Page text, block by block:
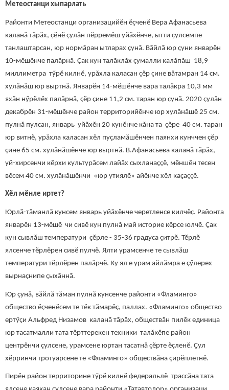
Метеостанци хыпарлать
Районти Метеостанци организацийӗн ӗçченӗ Вера Афанасьева
каланӑ тӑрӑх, ҫӗнӗ ҫулăн пӗрремӗш уйăхӗнче, ытти ҫулсемпе
танлаштарсан, юр нормăран ытларах çунă. Вӑйлӑ юр ҫуни январӗн
10-мӗшӗнче палăрнă. Ҫак кун талӑклăх çумалли калăпăш 18,9
миллиметра тӳрӗ килнӗ, урăхла каласан çӗр çине вăтамран 14 см.
хулăнăш юр выртнă. Январӗн 14-мӗшӗнче вара талӑкра 10,3 мм
яхӑн нӳрӗлӗх палăрнă, çӗр çине 11,2 см. таран юр ҫунӑ. 2020 ҫулăн
декабрӗн 31-мӗшӗнче район территорийӗнче юр хулăнăшӗ 25 см.
пулнă пулсан, январь уйӑхӗн 20 кунӗнче кăна та ҫӗре 40 см. таран
юр витнӗ, урăхла каласан хӗл пуҫламӑшӗнчен паянхи кунччен çӗр
çине 65 см. хулăнăшӗнче юр выртнӑ. В.Афанасьева каланӑ тӑрӑх,
уй-хирсенчи кӗрхи культурăсем лайăх сыхланаççӗ, мӗншӗн тесен
вӗсем 40 см. хулӑнăшӗнчи «юр утиялӗ» айӗнче хӗл каҫаççӗ.
Хӗл мӗнле иртет?
Юрлӑ-тăманлă кунсем январь уйăхӗнче черетленсе килчӗҫ. Районта
январӗн 13-мӗшӗ чи сивӗ кун пулнă май историе кӗрсе юлчӗ. Çак
кун сывлӑш температури ҫӗрле - 35-36 градуса çитрӗ. Тӗрлӗ
ялсенче тӗрлӗрен сивӗ пулчӗ. Ялти урамсенче те сывлӑш
температури тӗрлӗрен палăрчӗ. Ку ял е урам айлӑмра е çӳлерех
вырнаçнипе ҫыхӑннӑ.
Юр çунă, вăйлă тăман пулнă кунсенче районти «Фламинго»
общество ӗҫченӗсем те тӗк тӑмарӗç, паллах. «Фламинго» общество
ертӳҫи Альфред Низамов каланӑ тӑрӑх, обществăн пилӗк единица
юр тасатмалли тата тӗрттерекен техники талăкӗпе район
центрӗнчи çулсене, урамсене юртан тасатнă çӗрте ӗçленӗ. Ҫул
хӗрринчи тротуарсене те «Фламинго» обществăна çирӗплетнӗ.
Пирӗн район территорине тӳрӗ килнӗ федеральлӗ трассăна тата